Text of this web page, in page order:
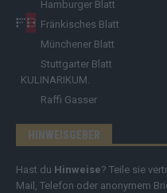
Hamburger Blatt
Fränkisches Blatt
Münchener Blatt
Stuttgarter Blatt
KULINARIKUM.
Raffi Gasser
HINWEISGEBER
Hast du Hinweise? Teile sie
Mail, Telefon oder anonymem